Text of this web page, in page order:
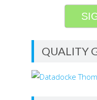
QUALITY